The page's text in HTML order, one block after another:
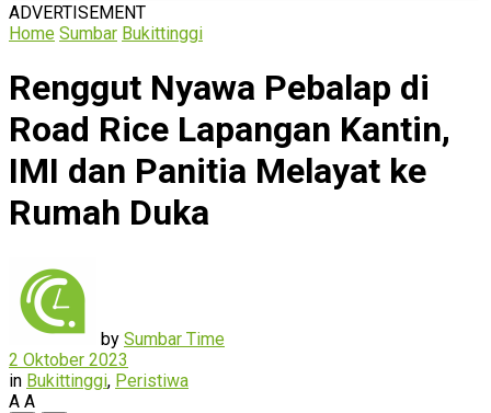
ADVERTISEMENT
Home Sumbar Bukittinggi
Renggut Nyawa Pebalap di
Road Rice Lapangan Kantin,
IMI dan Panitia Melayat ke
Rumah Duka
by Sumbar Time
2 Oktober 2023
in Bukittinggi, Peristiwa
A A